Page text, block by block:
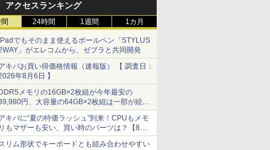
アクセスランキング
24時間 1週間 1カ月
でもそのまま使えるボールペン「STYLUS
」がエレコムから、ゼブラと共同開発
キバお買い得価格情報（速報版） 【 調査日：
年8月6日 】
メモリの16GB×2枚組が今年最安の
円、大容量の64GB×2枚組は一部が続騰
月前半のメモリ価格]
キバに“夏の特価ラッシュ”到来！CPUもメモ
もマザーも安い、買い時のパーツは？【8月7
(金)22時配信】
リム形状でキーボードとも組み合わせやすい